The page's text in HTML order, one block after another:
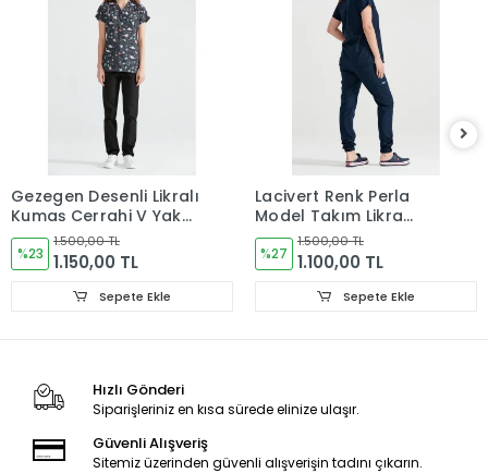
Gezegen Desenli Likralı
Kumaş Cerrahi V Yaka
Takım
%23
1.500,00 TL
1.150,00 TL
Sepete Ekle
Lacivert Renk Perla
Model Takım Likra
Kumaş Tek Renk
Forma
%27
1.500,00 TL
1.100,00 TL
Sepete Ekle
Hızlı Gönderi
Siparişleriniz en kısa sürede elinize ulaşır.
Güvenli Alışveriş
Sitemiz üzerinden güvenli alışverişin tadını çıkarın.